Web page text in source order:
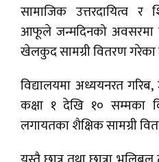
सामाजिक उत्तरदायित्व र
आफूले जन्मदिनको अवसरमा
खेलकुद सामग्री वितरण गरेका
विद्यालयमा अध्ययनरत
कक्षा १ देखि १० सम्मका
लगायतका शैक्षिक सामग्री